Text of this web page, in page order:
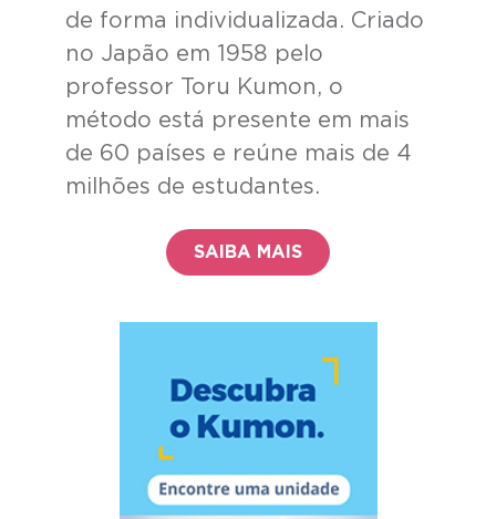
de forma individualizada. Criado
no Japão em 1958 pelo
professor Toru Kumon, o
método está presente em mais
de 60 países e reúne mais de 4
milhões de estudantes.
SAIBA MAIS